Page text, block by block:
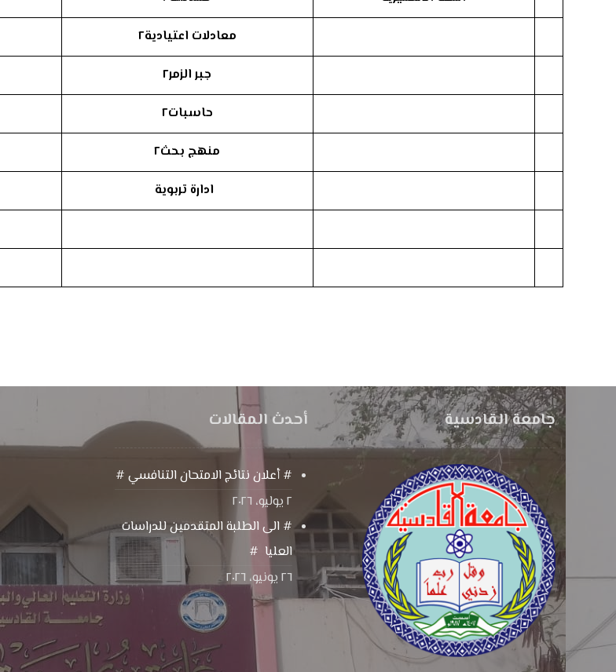
معادلات اعتيادية٢
جبر الزمر٢
حاسبات٢
منهج بحث٢
ادارة تربوية
جامعة القادسية أحدث المقالات
# أعلان نتائج الامتحان التنافسي #
٢ يوليو، ٢٠٢٦
# الى الطلبة المتقدمين للدراسات
العليا #
٢٦ يونيو، ٢٠٢٦